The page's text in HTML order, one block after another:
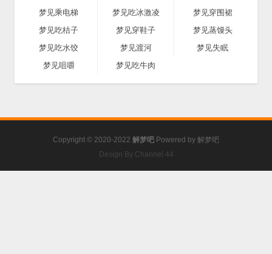
梦见乘电梯
梦见吃冰激凌
梦见穿围裙
梦见吃桔子
梦见穿鞋子
梦见蒸馒头
梦见吃水饺
梦见渡河
梦见失眠
梦见咀嚼
梦见吃牛肉
Copyright © 2020-2022 解梦吧 Powered by 解梦吧
Design By Channel 44